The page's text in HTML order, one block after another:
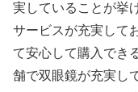
実していることが挙
サービスが充実して
て安心して購入でき
舗で双眼鏡が充実し